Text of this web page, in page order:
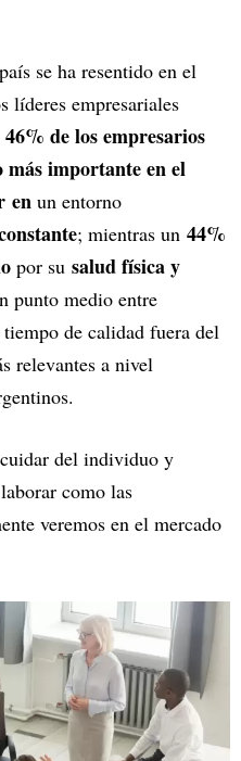
se ha resentido en el
líderes empresariales
46% de los empresarios
más importante en el
en un entorno
; mientras un 44%
por su salud física y
punto medio entre
de calidad fuera del
relevantes a nivel
del individuo y
como las
veremos en el mercado